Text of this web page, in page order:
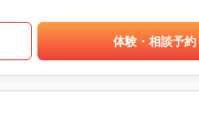
体験・相談予約